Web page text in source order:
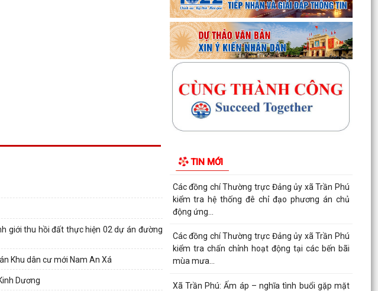
giới thu hồi đất thực hiện 02 dự án đường
Khu dân cư mới Nam An Xá
Dương
TIN MỚI
Bà Phan Thị Vắn ở thôn Mạn Trà được hỗ trợ
xây “Nhà Đại đoàn kết”
Cụm thi đua số 10 (thuộc Ủy ban MTTQ Việt
Nam thành phố) sơ kết công tác mặt trận 6
Triển khai kiểm đếm, xác nhận tài sản phục vụ
giải phóng mặt bằng các dự án trọng điểm
CBCCVC...
Các đồng chí Thường trực Đảng ủy xã Trần Phú
kiểm tra hệ thống đê chỉ đạo phương án chủ
động ứng...
Các đồng chí Thường trực Đảng ủy xã Trần Phú
kiểm tra chấn chỉnh hoạt động tại các bến bãi
mùa mưa...
Xã Trần Phú: Ấm áp – nghĩa tình buổi gặp mặt